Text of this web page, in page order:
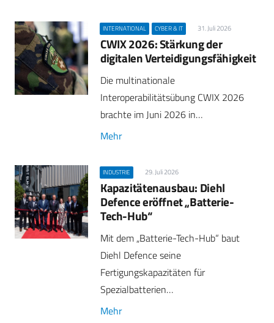
INTERNATIONAL CYBER & IT 31. Juli 2026
CWIX 2026: Stärkung der
digitalen Verteidigungsfähigkeit
Die multinationale
Interoperabilitätsübung CWIX 2026
brachte im Juni 2026 in…
Mehr
INDUSTRIE 29. Juli 2026
Kapazitätenausbau: Diehl
Defence eröffnet „Batterie-
Tech-Hub“
Mit dem „Batterie-Tech-Hub“ baut
Diehl Defence seine
Fertigungskapazitäten für
Spezialbatterien…
Mehr